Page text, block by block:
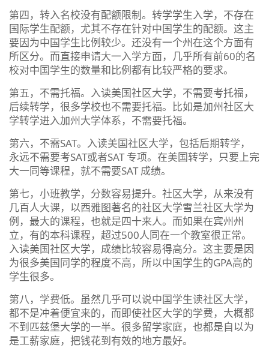
第四，转入名校没有配额限制。转学学生入学，不存在
国际学生配额，尤其不存在针对中国学生的配额。这主
要因为中国学生比例较少。还没有一个州在这个方面有
所区分。而直接申请大一入学方面，几乎所有前60的名
校对中国学生的数量和比例都有比较严格的要求。
第五，不需托福。入读美国社区大学，不需要考托福，
后续转学，很多学校也不需要托福。比如是加州社区大
学转学进入加州大学体系，不需要托福。
第六，不需SAT。入读美国社区大学，包括后期转学，
永远不需要考SAT或者SAT 专项。在美国转学，只要上完
大一同等课程，就不需要SAT 成绩。
第七，小班教学，分数容易提升。社区大学，从来没有
几百人大课，以西雅图著名的社区大学雪兰社区大学为
例，最大的课程，也就是四十来人。而如果在宾州州
立，有的本科课程，超过500人同在一个教室很正常。
入读美国社区大学，成绩比较容易得高分。这主要是因
为很多美国同学的程度不高，所以中国学生的GPA高的
学生很多。
第八，学费低。虽然几乎可以说中国学生读社区大学，
都不是冲着便宜来的，而即使社区大学的学费，大概都
不到匹兹堡大学的一半。很多留学家庭，也都是自以为
是工薪家庭，把钱花到有效的地方最好。